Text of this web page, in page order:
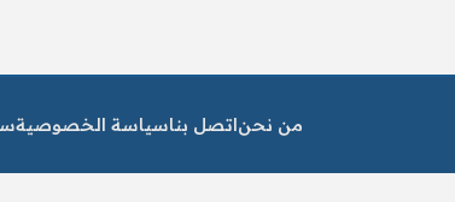
من نحناتصل بناسياسة الخصوصية